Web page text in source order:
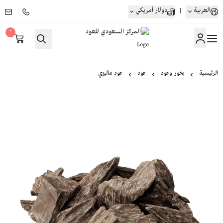
العربية | دولار أمريكي
المركز السعودي للعود
٠
الرئيسية بخور وعود عود عود ماليزي